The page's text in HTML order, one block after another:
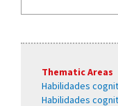
Thematic Areas
Habilidades
Habilidades